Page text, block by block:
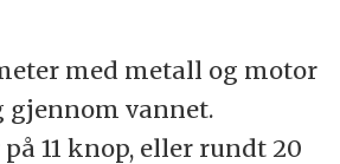
med metall og motor
gjennom vannet.
11 knop, eller rundt 20